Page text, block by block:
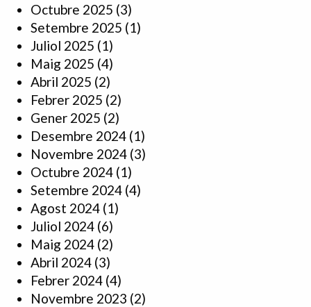
Octubre 2025 (3)
Setembre 2025 (1)
Juliol 2025 (1)
Maig 2025 (4)
Abril 2025 (2)
Febrer 2025 (2)
Gener 2025 (2)
Desembre 2024 (1)
Novembre 2024 (3)
Octubre 2024 (1)
Setembre 2024 (4)
Agost 2024 (1)
Juliol 2024 (6)
Maig 2024 (2)
Abril 2024 (3)
Febrer 2024 (4)
Novembre 2023 (2)